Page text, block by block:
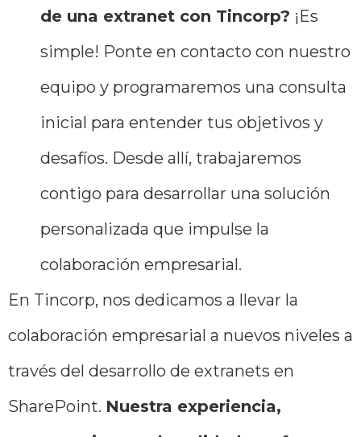
de una extranet con Tincorp? ¡Es
simple! Ponte en contacto con nuestro
equipo y programaremos una consulta
inicial para entender tus objetivos y
desafíos. Desde allí, trabajaremos
contigo para desarrollar una solución
personalizada que impulse la
colaboración empresarial.
En Tincorp, nos dedicamos a llevar la
colaboración empresarial a nuevos niveles a
través del desarrollo de extranets en
SharePoint. Nuestra experiencia,